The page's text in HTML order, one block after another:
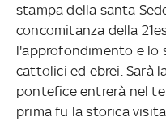
stampa della santa
concomitanza della
l'approfondimento e lo
cattolici ed ebrei. Sarà
pontefice entrerà nel
prima fu la storica